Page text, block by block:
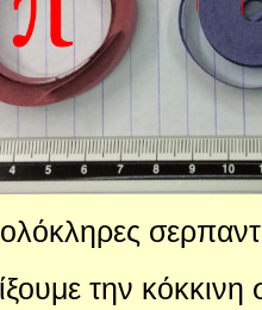
την